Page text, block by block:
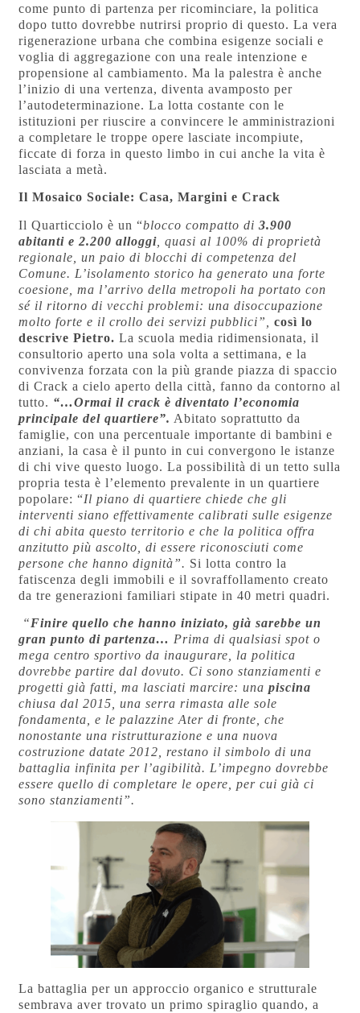
come punto di partenza per ricominciare, la politica
dopo tutto dovrebbe nutrirsi proprio di questo. La vera
rigenerazione urbana che combina esigenze sociali e
voglia di aggregazione con una reale intenzione e
propensione al cambiamento. Ma la palestra è anche
l’inizio di una vertenza, diventa avamposto per
l’autodeterminazione. La lotta costante con le
istituzioni per riuscire a convincere le amministrazioni
a completare le troppe opere lasciate incompiute,
ficcate di forza in questo limbo in cui anche la vita è
lasciata a metà.
Il Mosaico Sociale: Casa, Margini e Crack
Il Quarticciolo è un “blocco compatto di3.900
abitanti e 2.200 alloggi , quasi al 100% di proprietà
regionale, un paio di blocchi di competenza del
Comune. L’isolamento storico ha generato una forte
coesione, ma l’arrivo della metropoli ha portato con
sé il ritorno di vecchi problemi: una disoccupazione
molto forte e il crollo dei servizi pubblici”,così lo
descrive Pietro. La scuola media ridimensionata, il
consultorio aperto una sola volta a settimana, e la
convivenza forzata con la più grande piazza di spaccio
di Crack a cielo aperto della città, fanno da contorno al
tutto. “…Ormai il crack è diventato l’economia
principale del quartiere”. Abitato soprattutto da
famiglie, con una percentuale importante di bambini e
anziani, la casa è il punto in cui convergono le istanze
di chi vive questo luogo. La possibilità di un tetto sulla
propria testa è l’elemento prevalente in un quartiere
popolare: “Il piano di quartiere chiede che gli
interventi siano effettivamente calibrati sulle esigenze
di chi abita questo territorio e che la politica offra
anzitutto più ascolto, di essere riconosciuti come
persone che hanno dignità”. Si lotta contro la
fatiscenza degli immobili e il sovraffollamento creato
da tre generazioni familiari stipate in 40 metri quadri.
“Finire quello che hanno iniziato, già sarebbe un
gran punto di partenza… Prima di qualsiasi spot o
mega centro sportivo da inaugurare, la politica
dovrebbe partire dal dovuto. Ci sono stanziamenti e
progetti già fatti, ma lasciati marcire: unapiscina
chiusa dal 2015, una serra rimasta alle sole
fondamenta, e le palazzine Ater di fronte, che
nonostante una ristrutturazione e una nuova
costruzione datate 2012, restano il simbolo di una
battaglia infinita per l’agibilità. L’impegno dovrebbe
essere quello di completare le opere, per cui già ci
sono stanziamenti”.
La battaglia per un approccio organico e strutturale
sembrava aver trovato un primo spiraglio quando, a